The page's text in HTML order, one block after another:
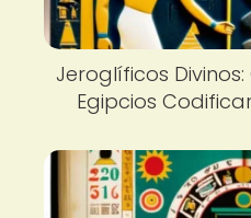
Jeroglíficos
Egipcios